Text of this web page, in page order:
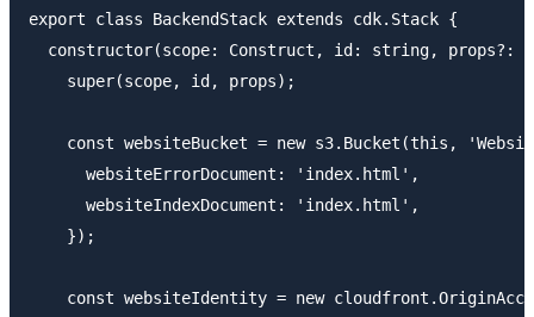
export class BackendStack extends cdk.Stack {
constructor(scope: Construct, id: string, props?:
    super(scope, id, props);
const websiteBucket = new s3.Bucket(this,
      websiteErrorDocument: 'index.html',
      websiteIndexDocument: 'index.html',
    });
const websiteIdentity = new